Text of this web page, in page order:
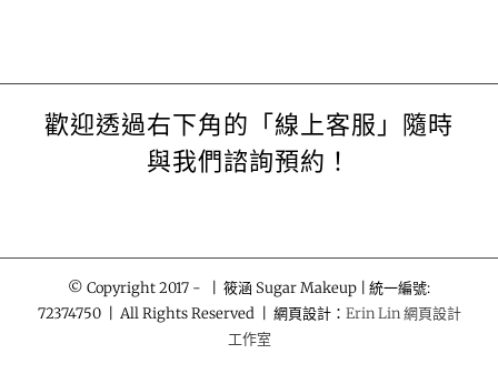
歡迎透過右下角的「線上客服」隨時
與我們諮詢預約！
© Copyright 2017 -
| 筱涵 Sugar Makeup | 統一編號:
72374750 | All Rights Reserved | 網頁設計： Erin Lin 網頁設計
工作室